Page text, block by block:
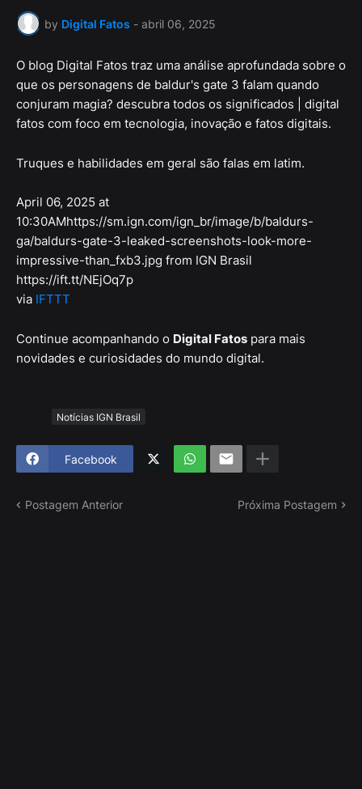
by Digital Fatos - abril 06, 2025
O blog Digital Fatos traz uma análise aprofundada sobre o
que os personagens de baldur's gate 3 falam quando
conjuram magia? descubra todos os significados | digital
fatos com foco em tecnologia, inovação e fatos digitais.
Truques e habilidades em geral são falas em latim.
April 06, 2025 at
10:30AMhttps://sm.ign.com/ign_br/image/b/baldurs-
ga/baldurs-gate-3-leaked-screenshots-look-more-
impressive-than_fxb3.jpg from IGN Brasil
https://ift.tt/NEjOq7p
via IFTTT
Continue acompanhando o Digital Fatos para mais
novidades e curiosidades do mundo digital.
Notícias IGN Brasil
Facebook
Postagem Anterior Próxima Postagem